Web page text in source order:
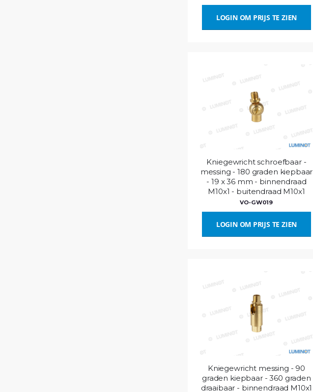
LOGIN OM PRIJS TE ZIEN
Kniegewricht schroefbaar -
messing - 180 graden kiepbaar
- 19 x 36 mm - binnendraad
M10x1 - buitendraad M10x1
VO-GW019
LOGIN OM PRIJS TE ZIEN
Kniegewricht messing - 90
graden kiepbaar - 360 graden
draaibaar - binnendraad M10x1